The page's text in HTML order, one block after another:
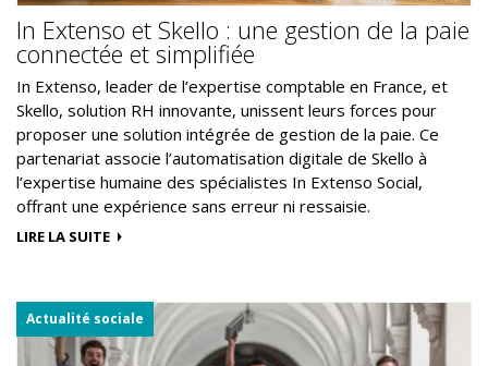
In Extenso et Skello : une gestion de la paie
connectée et simplifiée
In Extenso, leader de l’expertise comptable en France, et
Skello, solution RH innovante, unissent leurs forces pour
proposer une solution intégrée de gestion de la paie. Ce
partenariat associe l’automatisation digitale de Skello à
l’expertise humaine des spécialistes In Extenso Social,
offrant une expérience sans erreur ni ressaisie.
LIRE LA SUITE
Actualité sociale